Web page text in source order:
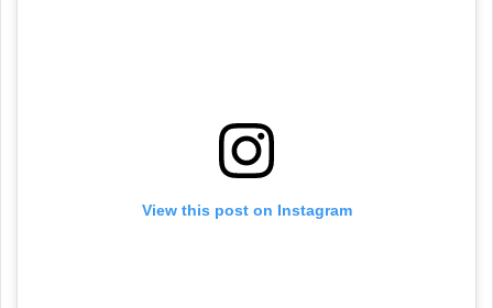
View this post on Instagram